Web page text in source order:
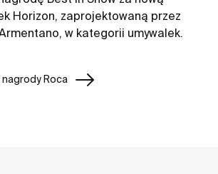
Horizon, zaprojektowaną przez
w kategorii umywalek.
Roca